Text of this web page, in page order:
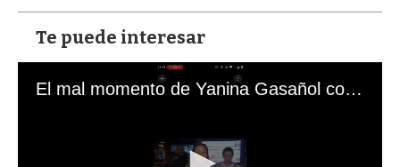
Te puede interesar
El mal momento de Yanina Gasañol con un hincha argentino en "Subrayado"